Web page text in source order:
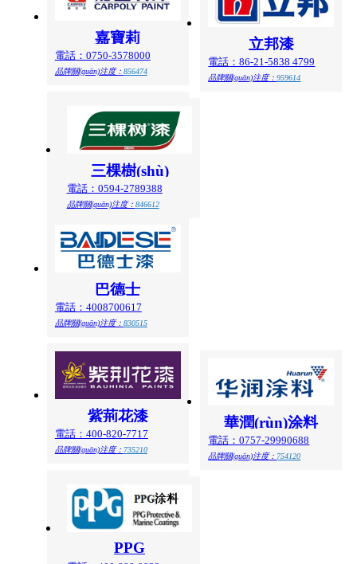
立邦漆
電話：86-21-5838 4799
品牌關(guān)注度：959614
嘉寶莉
電話：0750-3578000
品牌關(guān)注度： 856474
三棵樹(shù)
電話：0594-2789388
品牌關(guān)注度： 846612
巴德士
電話：4008700617
品牌關(guān)注度： 830515
華潤(rùn)涂料
電話：0757-29990688
品牌關(guān)注度： 754120
紫荊花漆
電話：400-820-7717
品牌關(guān)注度： 735210
PPG